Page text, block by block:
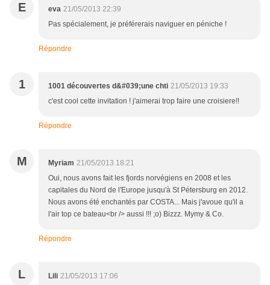
E eva 21/05/2013 22:39
Pas spécialement, je préférerais naviguer en péniche !
Répondre
1 1001 découvertes d&#039;une chti 21/05/2013 19:33
c'est cool cette invitation ! j'aimerai trop faire une croisiere!!
Répondre
M Myriam 21/05/2013 18:21
Oui, nous avons fait les fjords norvégiens en 2008 et les
capitales du Nord de l'Europe jusqu'à St Pétersburg en 2012.
Nous avons été enchantés par COSTA... Mais j'avoue qu'il a
l'air top ce bateau<br /> aussi !!! ;o) Bizzz. Mymy & Co.
Répondre
L Lili 21/05/2013 17:06